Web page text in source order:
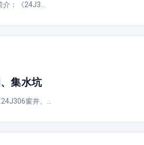
：《24J3…
集水坑
窗井、…